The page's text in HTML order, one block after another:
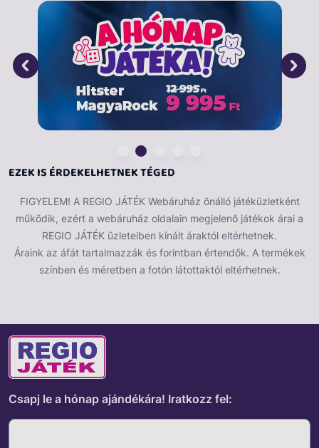
karosszéria és a mozgatható kerekek garantálják az
élethű élményt. A csomagban található pilótafigura
még látványosabbá és gyűjtői értékűvé teszi a modellt.
Ez a Mercedes-AMG W14 modell kihagyhatatlan darab
minden Forma–1 rajongó, Mercedes-szurkoló és
modellgyűjtő számára. Remek ajándék gyerekeknek és
felnőtteknek egyaránt – dísztárgyként és gyűjtői
kincsként is megállja a helyét!
EZEK IS ÉRDEKELHETNEK TÉGED
FIGYELEM! A REGIO JÁTÉK Webáruház önálló játéküzletként
működik, ezért a webáruház oldalain megjelenő játékok árai a
REGIO JÁTÉK üzleteiben kínált áraktól eltérhetnek.
Áraink az áfát tartalmazzák és forintban értendők. A termékek
színben és méretben a fotón látottaktól eltérhetnek.
Csapj le a hónap ajándékára! Iratkozz fel: